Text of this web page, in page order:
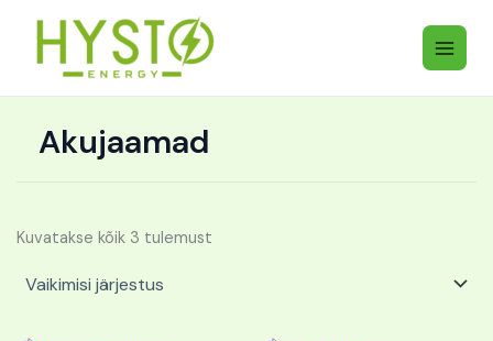
content
Akujaamad
Kuvatakse kõik 3 tulemust